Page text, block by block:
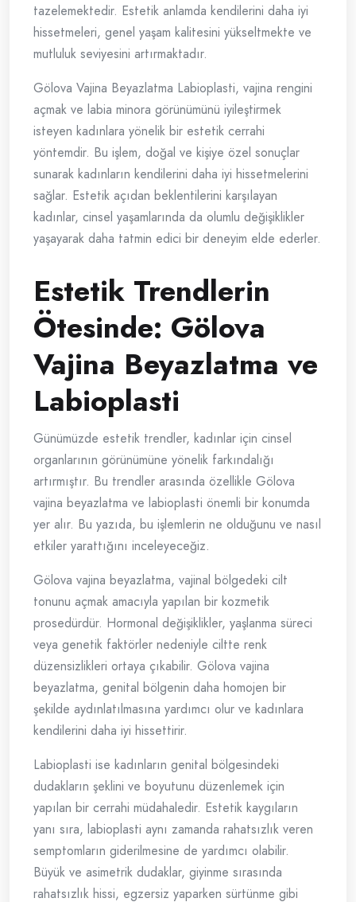
tazelemektedir. Estetik anlamda kendilerini daha iyi
hissetmeleri, genel yaşam kalitesini yükseltmekte ve
mutluluk seviyesini artırmaktadır.
Gölova Vajina Beyazlatma Labioplasti, vajina rengini
açmak ve labia minora görünümünü iyileştirmek
isteyen kadınlara yönelik bir estetik cerrahi
yöntemdir. Bu işlem, doğal ve kişiye özel sonuçlar
sunarak kadınların kendilerini daha iyi hissetmelerini
sağlar. Estetik açıdan beklentilerini karşılayan
kadınlar, cinsel yaşamlarında da olumlu değişiklikler
yaşayarak daha tatmin edici bir deneyim elde ederler.
Estetik Trendlerin
Ötesinde: Gölova
Vajina Beyazlatma ve
Labioplasti
Günümüzde estetik trendler, kadınlar için cinsel
organlarının görünümüne yönelik farkındalığı
artırmıştır. Bu trendler arasında özellikle Gölova
vajina beyazlatma ve labioplasti önemli bir konumda
yer alır. Bu yazıda, bu işlemlerin ne olduğunu ve nasıl
etkiler yarattığını inceleyeceğiz.
Gölova vajina beyazlatma, vajinal bölgedeki cilt
tonunu açmak amacıyla yapılan bir kozmetik
prosedürdür. Hormonal değişiklikler, yaşlanma süreci
veya genetik faktörler nedeniyle ciltte renk
düzensizlikleri ortaya çıkabilir. Gölova vajina
beyazlatma, genital bölgenin daha homojen bir
şekilde aydınlatılmasına yardımcı olur ve kadınlara
kendilerini daha iyi hissettirir.
Labioplasti ise kadınların genital bölgesindeki
dudakların şeklini ve boyutunu düzenlemek için
yapılan bir cerrahi müdahaledir. Estetik kaygıların
yanı sıra, labioplasti aynı zamanda rahatsızlık veren
semptomların giderilmesine de yardımcı olabilir.
Büyük ve asimetrik dudaklar, giyinme sırasında
rahatsızlık hissi, egzersiz yaparken sürtünme gibi